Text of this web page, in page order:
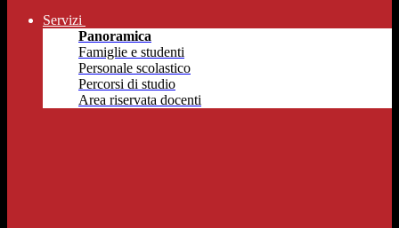
Servizi
Panoramica
Famiglie e studenti
Personale scolastico
Percorsi di studio
Area riservata docenti